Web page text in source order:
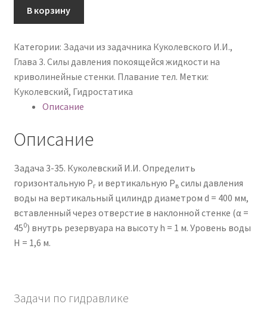
Задача
3.35.
И.И.
В корзину
Категории: Задачи из задачника Куколевского И.И.,
Глава 3. Силы давления покоящейся жидкости на
криволинейные стенки. Плавание тел. Метки:
Куколевский, Гидростатика
Описание
Описание
Задача 3-35. Куколевский И.И. Определить
горизонтальную Pги вертикальную Pв силы давления
воды на вертикальный цилиндр диаметром d = 400 мм,
вставленный через отверстие в наклонной стенке (α =
450) внутрь резервуара на высоту h = 1 м. Уровень воды
H = 1,6 м.
Задачи по гидравлике